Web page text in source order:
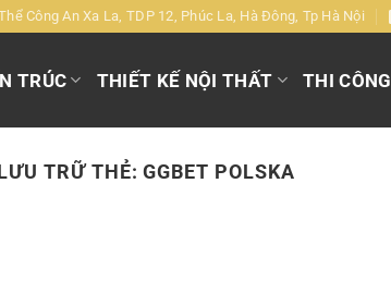
Công An Xa La, TDP 12, Phúc La, Hà Đông, Tp Hà Nội
TRÚC THIẾT KẾ NỘI THẤT THI CÔNG
TRỮ THẺ:GGBET POLSKA